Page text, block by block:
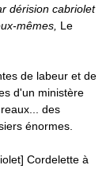
dérision cabriolet
mêmes, Le
de labeur et de
d'un ministère
des
énormes.
Cordelette à